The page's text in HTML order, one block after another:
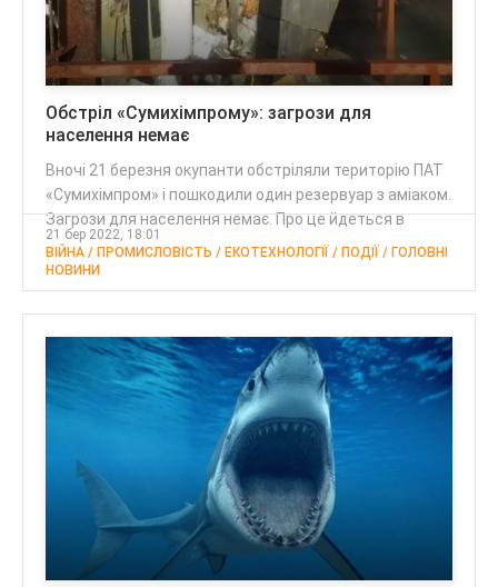
Обстріл «Сумихімпрому»: загрози для
населення немає
Вночі 21 березня окупанти обстріляли територію ПАТ
«Сумихімпром» і пошкодили один резервуар з аміаком.
Загрози для населення немає. Про це йдеться в
21 бер 2022, 18:01
ВІЙНА / ПРОМИСЛОВІСТЬ / ЕКОТЕХНОЛОГІЇ / ПОДІЇ / ГОЛОВНІ
НОВИНИ